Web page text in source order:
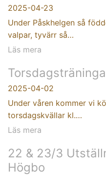
2025-04-23
Under Påskhelgen så
valpar, tyvärr så…
Läs mera
2025-04-02
Under våren kommer vi
torsdagskvällar kl.…
Läs mera
22 & 23/3
Högbo